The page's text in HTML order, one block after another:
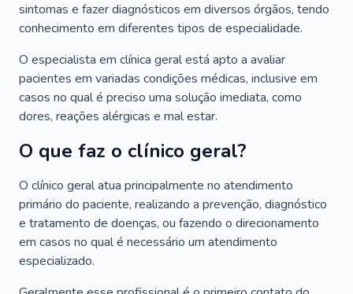
sintomas e fazer diagnósticos em diversos órgãos, tendo
conhecimento em diferentes tipos de especialidade.
O especialista em clínica geral está apto a avaliar
pacientes em variadas condições médicas, inclusive em
casos no qual é preciso uma solução imediata, como
dores, reações alérgicas e mal estar.
O que faz o clínico geral?
O clínico geral atua principalmente no atendimento
primário do paciente, realizando a prevenção, diagnóstico
e tratamento de doenças, ou fazendo o direcionamento
em casos no qual é necessário um atendimento
especializado.